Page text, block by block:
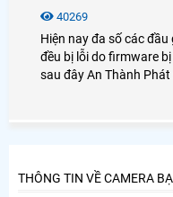
40269
Hiện nay đa số các
đều bị lỗi do firmware bị
sau đây An Thành
THÔNG TIN VỀ CAMERA